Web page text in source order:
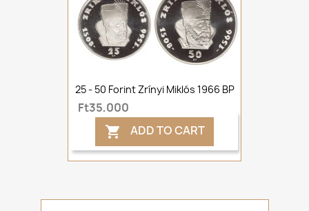
25 - 50 Forint Zrínyi Miklós 1966 BP
Ft35,000
 ADD TO CART